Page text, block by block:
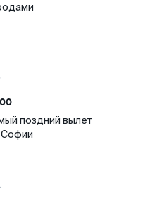
поздний вылет